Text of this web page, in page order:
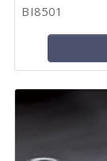
BI8501